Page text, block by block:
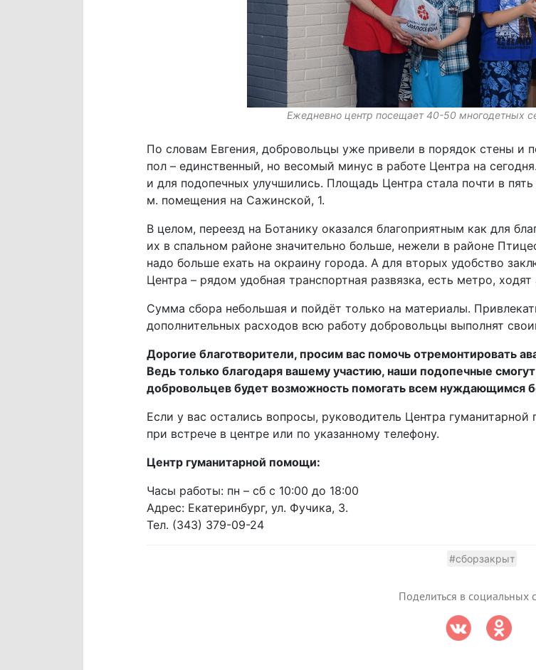
Ежедневно центр посещает 40-50 многодетных
По словам Евгения, добровольцы уже привели в порядок стены и
пол – единственный, но весомый минус в работе Центра на
и для подопечных улучшились. Площадь Центра стала почти в
м. помещения на Сажинской, 1.
В целом, переезд на Ботанику оказался благоприятным как для
их в спальном районе значительно больше, нежели в районе
надо больше ехать на окраину города. А для вторых удобство
Центра – рядом удобная транспортная развязка, есть метро,
Сумма сбора небольшая и пойдёт только на материалы.
дополнительных расходов всю работу добровольцы выполнят
Дорогие благотворители, просим вас помочь отремонтировать
Ведь только благодаря вашему участию, наши подопечные смогут
добровольцев будет возможность помогать всем нуждающимся
Если у вас остались вопросы, руководитель Центра
при встрече в центре или по указанному телефону.
Центр гуманитарной помощи:
Часы работы: пн – сб с 10:00 до 18:00
Адрес: Екатеринбург, ул. Фучика, 3.
Тел. (343) 379-09-24
#сборзакрыт
Поделиться в социальных